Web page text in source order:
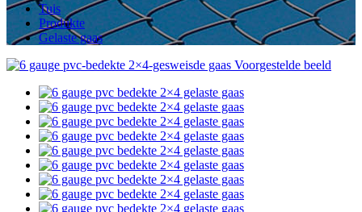
Tuis
Produkte
Gelaste gaas